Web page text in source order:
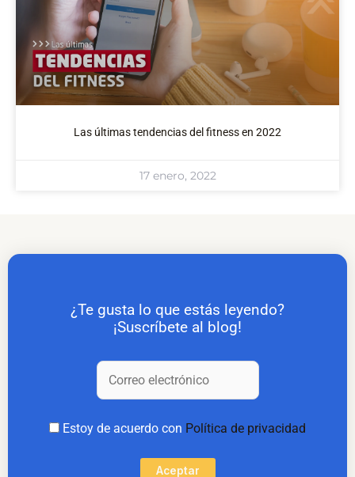
Las últimas tendencias del fitness en 2022
17 enero, 2022
¿Te gusta lo que estás leyendo?
¡Suscríbete al blog!
Estoy de acuerdo con Política de privacidad
Aceptar